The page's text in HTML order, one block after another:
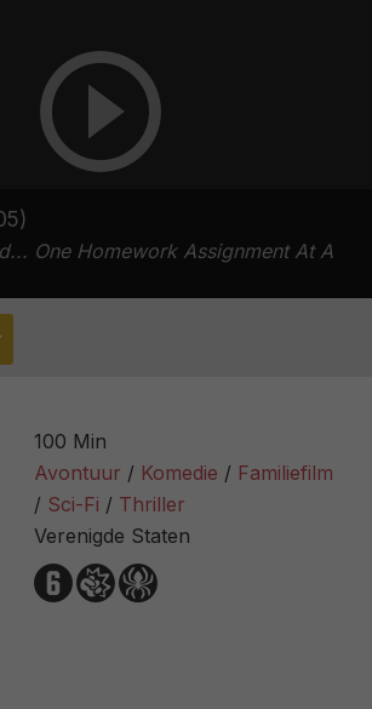
One Homework Assignment At A
6,3/ 101427
74%/ 127
3,0 / 362
100 Min
Avontuur
Komedie
Familiefilm
Sci-Fi
Thriller
Verenigde Staten